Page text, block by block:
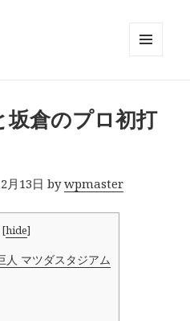
ット
坂倉のプロ初打
月13日 bywpmaster
[hide]
マツダスタジアム